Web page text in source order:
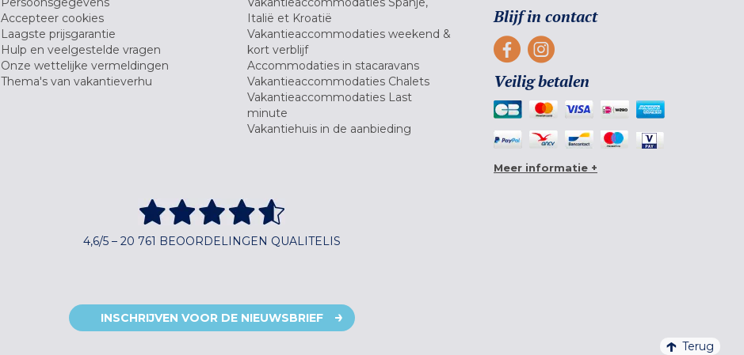
Accepteer cookies
Laagste prijsgarantie
Hulp en veelgestelde vragen
Onze wettelijke vermeldingen
Thema's van vakantieverhu
Italië et Kroatië
Vakantieaccommodaties weekend &
kort verblijf
Accommodaties in stacaravans
Vakantieaccommodaties Chalets
Vakantieaccommodaties Last
minute
Vakantiehuis in de aanbieding
Blijf in contact
Veilig betalen
Meer informatie +
4,6/5 – 20 761 BEOORDELINGEN QUALITELIS
INSCHRIJVEN VOOR DE NIEUWSBRIEF
Terug